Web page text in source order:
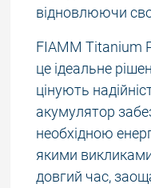
відновлюючи
FIAMM Titanium
це ідеальне
цінують
акумулятор
необхідною
якими
довгий час,